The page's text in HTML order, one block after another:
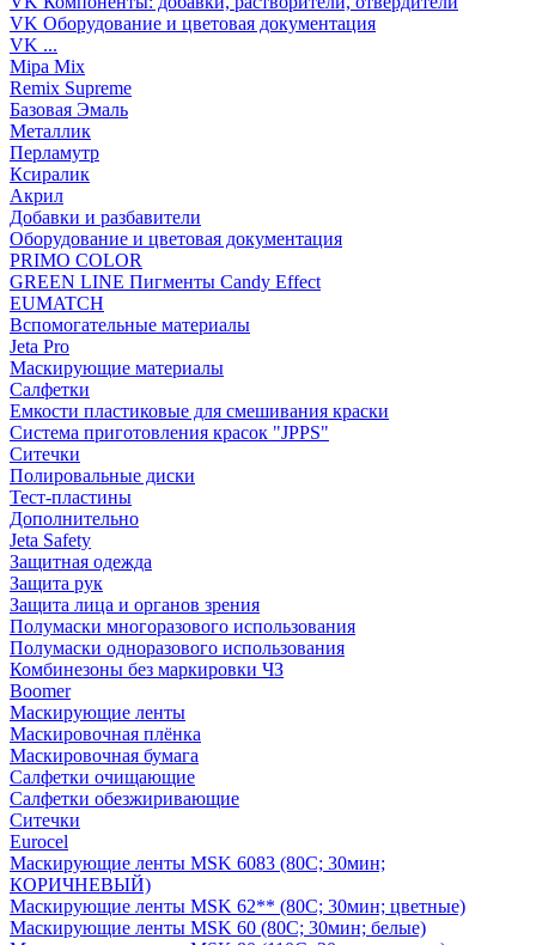
VK Оборудование и цветовая документация
VK ...
Mipa Mix
Remix Supreme
Базовая Эмаль
Металлик
Перламутр
Ксиралик
Акрил
Добавки и разбавители
Оборудование и цветовая документация
PRIMO COLOR
GREEN LINE Пигменты Candy Effect
EUMATCH
Вспомогательные материалы
Jeta Pro
Маскирующие материалы
Салфетки
Емкости пластиковые для смешивания краски
Система приготовления красок "JPPS"
Ситечки
Полировальные диски
Тест-пластины
Дополнительно
Jeta Safety
Защитная одежда
Защита рук
Защита лица и органов зрения
Полумаски многоразового использования
Полумаски одноразового использования
Комбинезоны без маркировки ЧЗ
Boomer
Маскирующие ленты
Маскировочная плёнка
Маскировочная бумага
Салфетки очищающие
Салфетки обезжиривающие
Ситечки
Euroсel
Маскирующие ленты MSK 6083 (80С; 30мин;
КОРИЧНЕВЫЙ)
Маскирующие ленты MSK 62** (80С; 30мин; цветные)
Маскирующие ленты MSK 60 (80С; 30мин; белые)